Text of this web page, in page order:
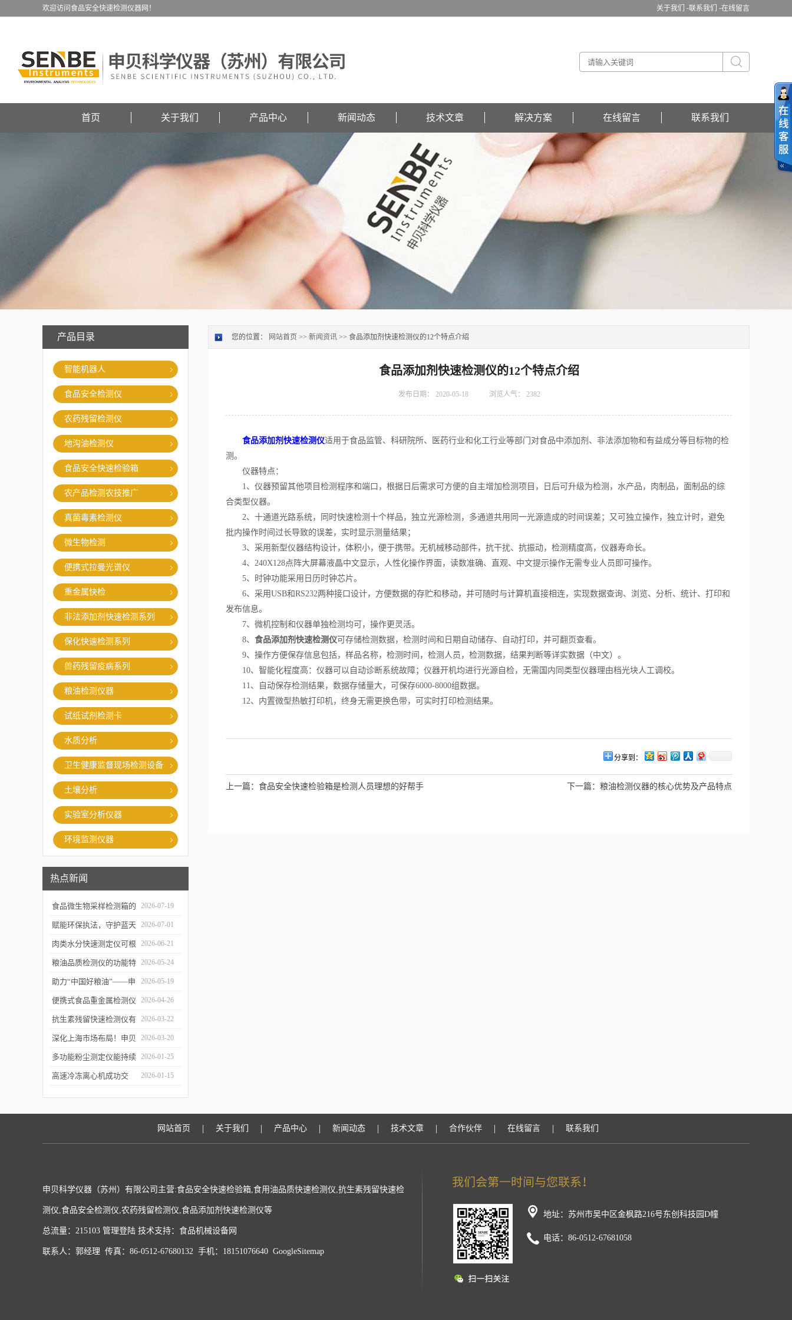
关于我们 -联系我们 -在线留言
欢迎访问食品安全快速检测仪器网！
首页 关于我们 产品中心 新闻动态 技术文章 解决方案 在线留言 联系我们
产品目录
智能机器人
食品安全检测仪
农药残留检测仪
地沟油检测仪
食品安全快速检验箱
农产品检测农技推广
真菌毒素检测仪
微生物检测
便携式拉曼光谱仪
重金属快检
非法添加剂快速检测系列
保化快速检测系列
兽药残留疫病系列
粮油检测仪器
试纸试剂检测卡
水质分析
卫生健康监督现场检测设备
土壤分析
实验室分析仪器
环境监测仪器
热点新闻
食品微生物采样检测箱的
结构功能及具体使用流程
介绍
2026-07-19
赋能环保执法，守护蓝天
白云——粉尘测定仪成功
交付某市生态环境执法支
队
2026-07-01
肉类水分快速测定仪可根
据不同肉品的特性切换对
应检测模式
2026-06-21
粮油品质检测仪的功能特
点及优势体现
2026-05-24
助力“中国好粮油”——申
贝科学仪器粮油检测仪器
整装发往粮油站
2026-05-19
便携式食品重金属检测仪
有哪些特点值得选择？
2026-04-26
抗生素残留快速检测仪有
哪些优势值得选择？
2026-03-22
深化上海市场布局！申贝
科学仪器水质在线监测仪
成功签约沪上客户
2026-03-20
多功能粉尘测定仪能持续
监测粉尘浓度，实时显示
2026-01-25
高速冷冻离心机成功交
发与精准检测
2026-01-15
您的位置： 网站首页 >> 新闻资讯 >> 食品添加剂快速检测仪的12个特点介绍
食品添加剂快速检测仪的12个特点介绍
发布日期： 2020-05-18 浏览人气： 2382
食品添加剂快速检测仪适用于食品监管、科研院所、医药行业和化工行业等部门对食品中添加剂、非法添加物和有益成分等目标物的检
测。
仪器特点：
1、仪器预留其他项目检测程序和端口，根据日后需求可方便的自主增加检测项目，日后可升级为检测，水产品，肉制品，面制品的综
合类型仪器。
2、十通道光路系统，同时快速检测十个样品，独立光源检测，多通道共用同一光源造成的时间误差；又可独立操作，独立计时，避免
批内操作时间过长导致的误差，实时显示测量结果；
3、采用新型仪器结构设计，体积小，便于携带。无机械移动部件，抗干扰、抗振动，检测精度高，仪器寿命长。
4、240X128点阵大屏幕液晶中文显示，人性化操作界面，读数准确、直观、中文提示操作无需专业人员即可操作。
5、时钟功能采用日历时钟芯片。
6、采用USB和RS232两种接口设计，方便数据的存贮和移动，并可随时与计算机直接相连，实现数据查询、浏览、分析、统计、打印和
发布信息。
7、微机控制和仪器单独检测均可，操作更灵活。
8、 食品添加剂快速检测仪可存储检测数据，检测时间和日期自动储存、自动打印，并可翻页查看。
9、操作方便保存信息包括，样品名称，检测时间，检测人员，检测数据，结果判断等详实数据（中文）。
10、智能化程度高：仪器可以自动诊断系统故障；仪器开机均进行光源自检，无需国内同类型仪器理由档光块人工调校。
11、自动保存检测结果，数据存储量大，可保存6000-8000组数据。
12、内置微型热敏打印机，终身无需更换色带，可实时打印检测结果。
分享到：
上一篇： 食品安全快速检验箱是检测人员理想的好帮手 下一篇： 粮油检测仪器的核心优势及产品特点
网站首页 | 关于我们 | 产品中心 | 新闻动态 | 技术文章 | 合作伙伴 | 在线留言 | 联系我们
申贝科学仪器（苏州）有限公司主营:食品安全快速检验箱,食用油品质快速检测仪,抗生素残留快速检
测仪,食品安全检测仪,农药残留检测仪,食品添加剂快速检测仪等
总流量：215103 管理登陆 技术支持： 食品机械设备网
联系人：郭经理 传真：86-0512-67680132 手机：18151076640 GoogleSitemap
地址：苏州市吴中区金枫路216号东创科技园D幢
电话：86-0512-67681058